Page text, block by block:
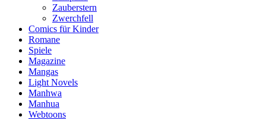
Zauberstern
Zwerchfell
Comics für Kinder
Romane
Spiele
Magazine
Mangas
Light Novels
Manhwa
Manhua
Webtoons